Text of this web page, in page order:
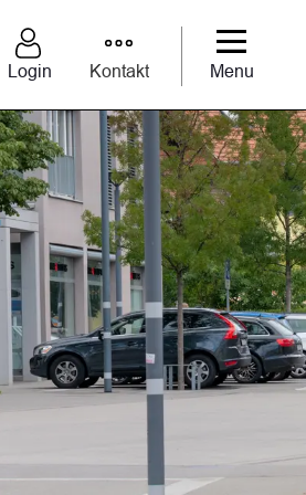
Kontakt
Login Menu